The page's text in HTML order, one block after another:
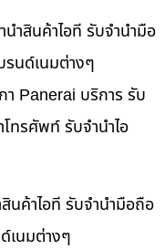
ำสินค้าไอที รับจำนำมือ
รนด์เนมต่างๆ
Panerai บริการ รับ
ทรศัพท์ รับจำนำไอ
นค้าไอที รับจำนำมือถือ
เนมต่างๆ